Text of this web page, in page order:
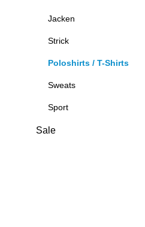
Jacken
Strick
Poloshirts / T-Shirts
Sweats
Sport
Sale